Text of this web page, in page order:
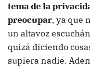
tema de la
preocupar, ya que
un altavoz
quizá diciendo
supiera nadie.